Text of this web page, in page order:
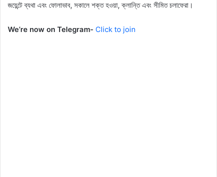
জয়েন্টে ব্যথা এবং ফোলাভাব, সকালে শক্ত হওয়া, ক্লান্তি এবং সীমিত চলাফেরা।
We’re now on Telegram- Click to join